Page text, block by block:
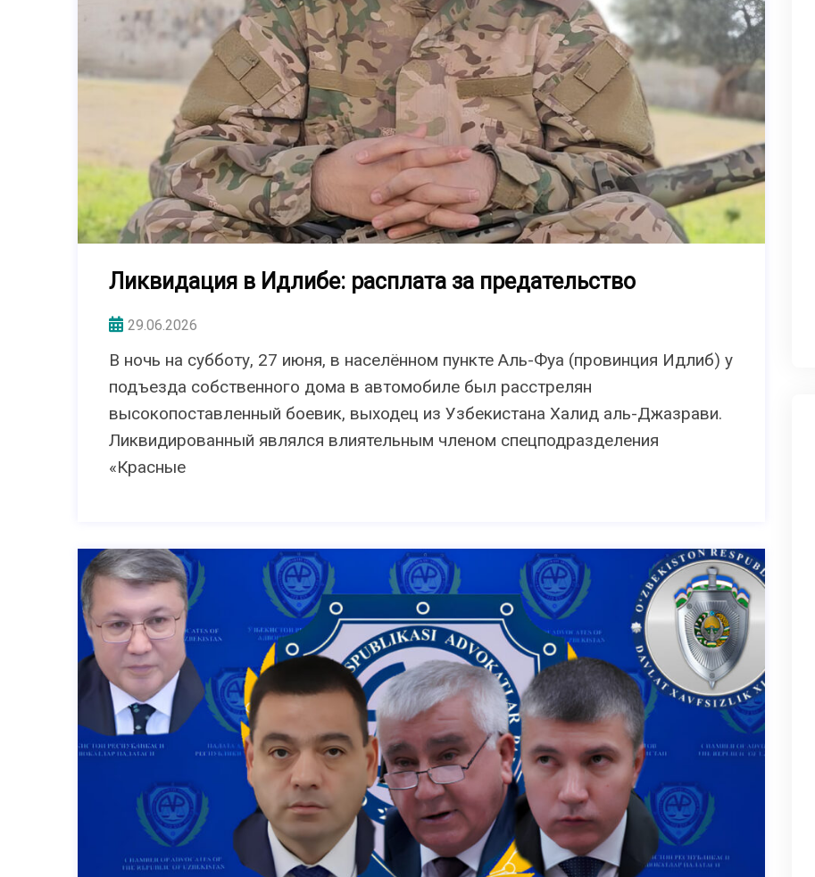
Ликвидация в Идлибе: расплата за предательство
29.06.2026
В ночь на субботу, 27 июня, в населённом пункте Аль-Фуа (провинция Идлиб) у
подъезда собственного дома в автомобиле был расстрелян
высокопоставленный боевик, выходец из Узбекистана Халид аль-Джазрави.
Ликвидированный являлся влиятельным членом спецподразделения
«Красные